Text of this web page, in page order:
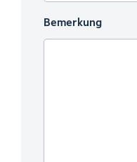
Bemerkung